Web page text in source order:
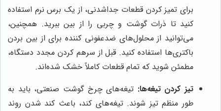
برای تمیز کردن قطعات جداشدنی، از یک برس نرم استفاده
کنید تا ذرات گوشت و چربی را از بین ببرید. همچنین،
می‌توانید از محلول‌های ضدعفونی کننده برای از بین بردن
باکتری‌ها استفاده کنید. قبل از سرهم کردن مجدد دستگاه،
مطمئن شوید که تمام قطعات کاملاً خشک شده‌اند.
تیز کردن تیغه‌ها: تیغه‌های چرخ گوشت صنعتی، باید به
طور منظم تیز شوند. تیغه‌های کند، باعث کند شدن روند